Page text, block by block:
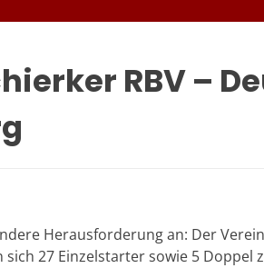
RBV –
Herausforderung an: Der
27 Einzelstarter sowie 5 Doppel